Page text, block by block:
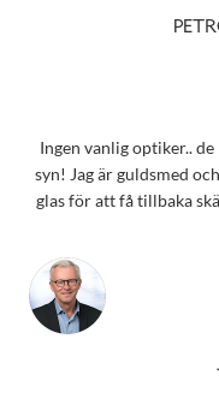
Ingen vanlig optiker..
syn! Jag är guldsmed
glas för att få tillbaka